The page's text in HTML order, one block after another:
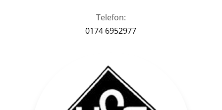
Telefon:
0174 6952977